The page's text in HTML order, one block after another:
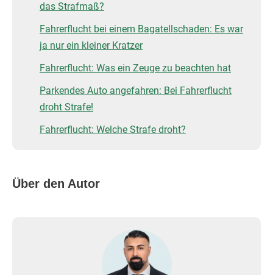
das Strafmaß?
Fahrerflucht bei einem Bagatellschaden: Es war
ja nur ein kleiner Kratzer
Fahrerflucht: Was ein Zeuge zu beachten hat
Parkendes Auto angefahren: Bei Fahrerflucht
droht Strafe!
Fahrerflucht: Welche Strafe droht?
Über den Autor